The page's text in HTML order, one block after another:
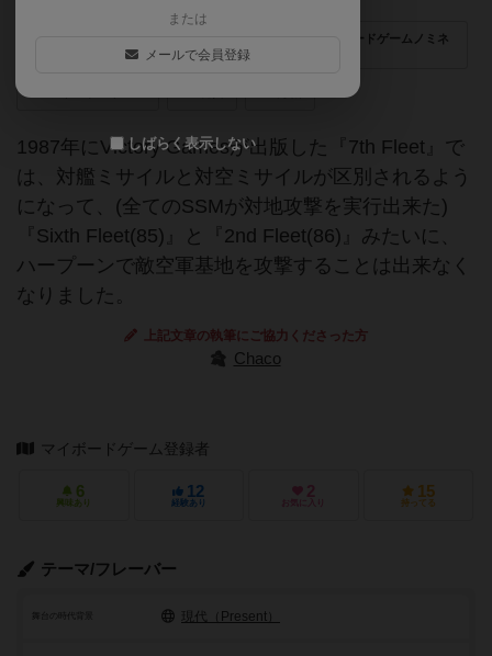
1987年チャールズSロバーツ第二次世界大戦後最優秀ボードゲームノミネ
ート
1987年にVictory Gamesが出版した『7th Fleet』で
は、対艦ミサイルと対空ミサイルが区別されるよう
になって、(全てのSSMが対地攻撃を実行出来た)
『Sixth Fleet(85)』と『2nd Fleet(86)』みたいに、
ハープーンで敵空軍基地を攻撃することは出来なく
なりました。
上記文章の執筆にご協力くださった方
Chaco
マイボードゲーム登録者
6
興味あり
12
経験あり
2
お気に入り
15
持ってる
テーマ/フレーバー
舞台の時代背景 現代（Present）
または
メールで会員登録
しばらく表示しない